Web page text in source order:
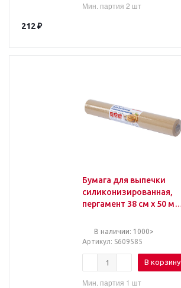
Мин. партия 2 шт
212₽
Бумага для выпечки
силиконизированная,
пергамент 38 см х 50 м,
LAIMA, CH, 609585
В наличии: 1000>
Артикул: S609585
В корзину
Мин. партия 1 шт